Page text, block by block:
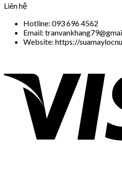
Liên hệ
Hotline: 093 696 4562
Email:
Website: https://